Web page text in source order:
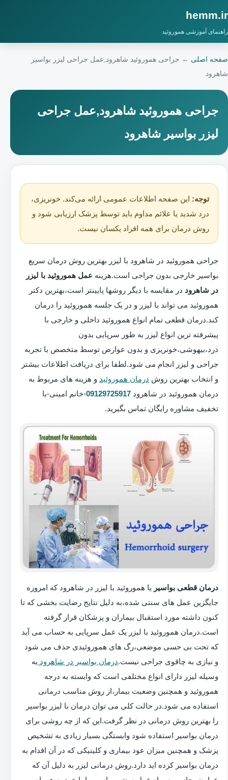
hemm.ir
راهنمای آموزشی هموروئید
صفحه اصلی ← جراحی هموروئید شاهرود,عمل جراحی لیزر بواسیر
شاهرود
جراحی هموروئید شاهرود,عمل جراحی
لیزر بواسیر شاهرود
توجه: این صفحه اطلاعات عمومی ارائه می‌کند. خونریزی،
درد شدید یا علائم مداوم باید توسط پزشک ارزیابی شود و
روش درمان برای همه افراد یکسان نیست.
جراحی هموروئید در شاهرود با لیزر بهترین روش درمان سریع
بواسیر خارجی بدون جراحی است.هزینه عمل هموروئید با لیزر
در شاهرود در مقایسه با دیگر روشها پایینتر است،بهترین دکتر
هموروئید می تواند با لیزر و در یک جلسه هموروئید را درمان
کند.درمان قطعی تمام انواع هموروئید داخلی و خارجی با
پیشرفته ترین انواع لیزر به طور سرپایی بدون
درد،بیهوشی،خونریزی و بدون عوارض توسط متخصص با تجربه
جراحی و لیزر انجام می شود.لطفا برای دریافت اطلاعات بیشتر
و انتخاب بهترین روش درمان هموروئید و هزینه های مربوط به
درمان هموروئید در شاهرود 09129725917-خانم امینی-با
تخفیف مشاوره رایگان تماس بگیرید.
درمان قطعی بواسیر یا هموروئید با لیزر در شاهرود که امروزه
جایگزین عمل های سنتی شده،به دلیل نتایج رضایت بخشی که تا
کنون داشته مورد استقبال بیماران و پزشکان قرار گرفته
است.درمان هموروئید با لیزر یک عمل سرپایی به حساب می آید
که تحت بی حسی موضعی،رگ های هموروئیدی حذف می شود
و نیازی به چاقوی جراحی نیست.درمان بواسیر در شاهرود به
وسیله لیزر دارای انواع مختلفی است که وابسته به درجه
هموروئید و همچنین وضعیت بیمار،از روش مناسب درمانی
استفاده می شود.در حالت کلی می توان درمان با لیزر بواسیر
را بهترین روش درمانی در نظر گرفت.این که از چه روشی برای
درمان بواسیر استفاده شود وابستگی بسیار زیادی به تشخیص
پزشک و همچنین میزان عود بیماری و کلینیکی که در آن اقدام به
درمان بواسیر کرده اید دارد.روش درمانی لیزر به دلیل آن که